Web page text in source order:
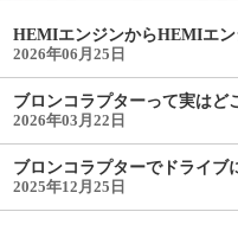
HEMIエンジンからHEMIエン
2026年06月25日
ブロンコラプターって実はど
2026年03月22日
ブロンコラプターでドライブ
2025年12月25日